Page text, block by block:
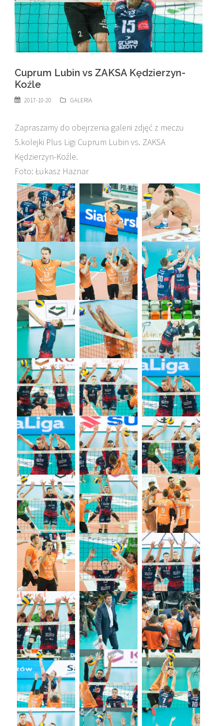
Cuprum Lubin vs ZAKSA Kędzierzyn-
Koźle
2017-10-20 GALERIA
Zapraszamy do obejrzenia galerii zdjęć z meczu
5.kolejki Plus Ligi Cuprum Lubin vs. ZAKSA
Kędzierzyn-Koźle.
Foto: Łukasz Haznar